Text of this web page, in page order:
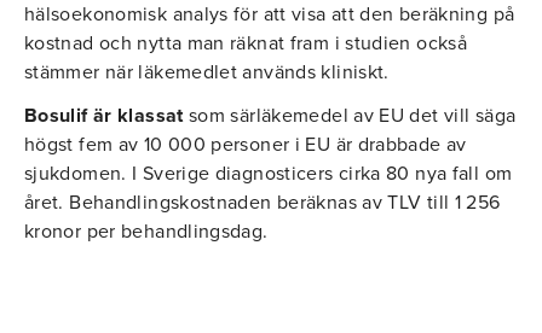
hälsoekonomisk analys för att visa att den beräkning på
kostnad och nytta man räknat fram i studien också
stämmer när läkemedlet används kliniskt.
Bosulif är klassatsom särläkemedel av EU det vill säga
högst fem av 10 000 personer i EU är drabbade av
sjukdomen. I Sverige diagnosticers cirka 80 nya fall om
året. Behandlingskostnaden beräknas av TLV till 1 256
kronor per behandlingsdag.